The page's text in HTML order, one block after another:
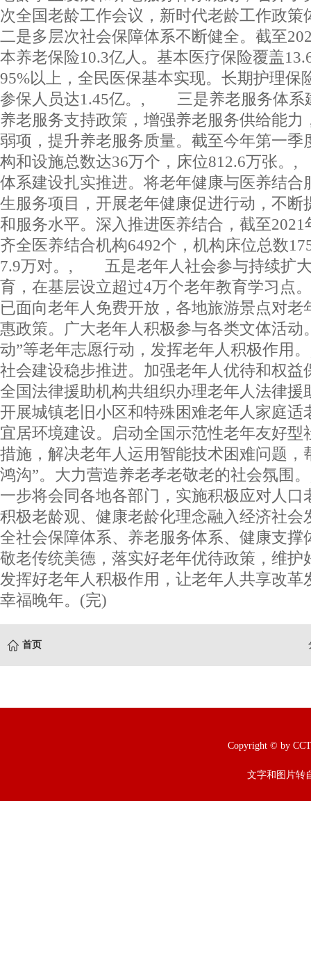
次全国老龄工作会议，新时代老龄工作
二是多层次社会保障体系不断健全。截至
本养老保险10.3亿人。基本医疗保险覆盖
95%以上，全民医保基本实现。长期护理保
参保人员达1.45亿。, 三是养老服务体系
养老服务支持政策，增强养老服务供给能力
弱项，提升养老服务质量。截至今年第一季
构和设施总数达36万个，床位812.6万张
体系建设扎实推进。将老年健康与医养结合
生服务项目，开展老年健康促进行动，不断
和服务水平。深入推进医养结合，截至
齐全医养结合机构6492个，机构床位总数
7.9万对。, 五是老年人社会参与持续扩大
育，在基层设立超过4万个老年教育学习点
已面向老年人免费开放，各地旅游景点对老
惠政策。广大老年人积极参与各类文体活动
动”等老年志愿行动，发挥老年人积极作
社会建设稳步推进。加强老年人优待和权益
全国法律援助机构共组织办理老年人法律援
开展城镇老旧小区和特殊困难老年人家庭适
宜居环境建设。启动全国示范性老年友好型
措施，解决老年人运用智能技术困难问题，
鸿沟”。大力营造养老孝老敬老的社会氛
一步将会同各地各部门，实施积极应对人口
积极老龄观、健康老龄化理念融入经济社会
全社会保障体系、养老服务体系、健康支撑
敬老传统美德，落实好老年优待政策，维护
发挥好老年人积极作用，让老年人共享改革
幸福晚年。(完)
首页
Copyright © by
文字和图片转